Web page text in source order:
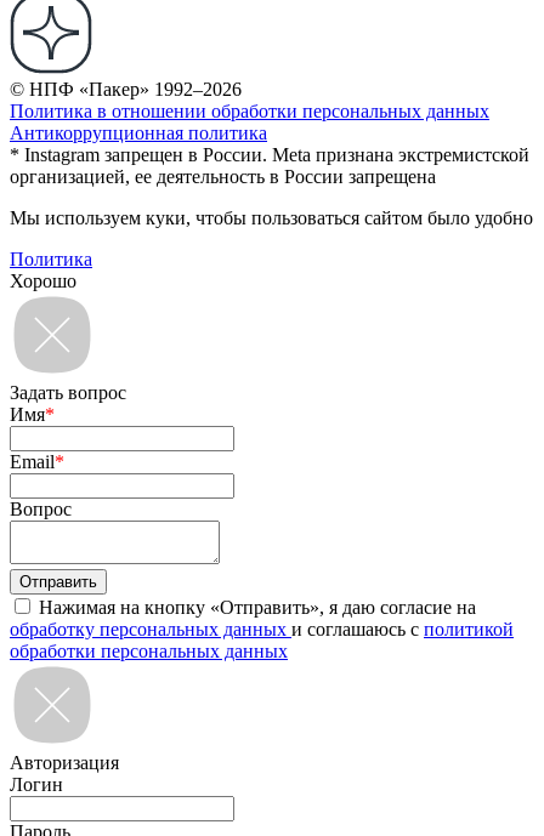
© НПФ «Пакер» 1992–2026
Политика в отношении обработки персональных данных
Антикоррупционная политика
* Instagram запрещен в России. Meta признана экстремистской
организацией, ее деятельность в России запрещена
Мы используем куки, чтобы пользоваться сайтом было удобно
Политика
Хорошо
Задать вопрос
Имя*
Email*
Вопрос
Нажимая на кнопку «Отправить», я даю согласие на
обработку персональных данных и соглашаюсь с политикой
обработки персональных данных
Авторизация
Логин
Пароль